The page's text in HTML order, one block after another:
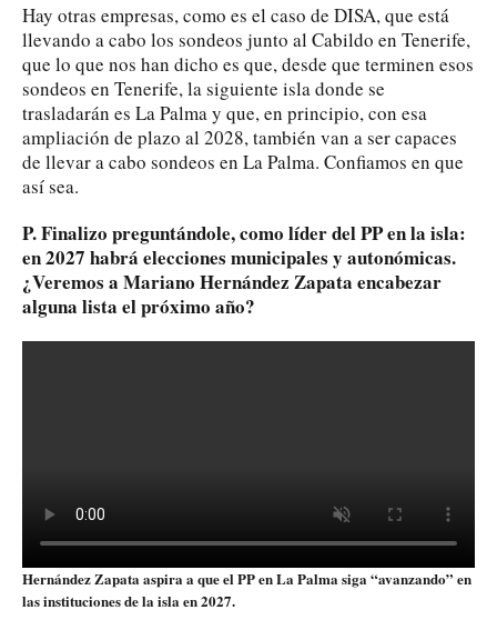
Hay otras empresas, como es el caso de DISA, que está
llevando a cabo los sondeos junto al Cabildo en Tenerife,
que lo que nos han dicho es que, desde que terminen esos
sondeos en Tenerife, la siguiente isla donde se
trasladarán es La Palma y que, en principio, con esa
ampliación de plazo al 2028, también van a ser capaces
de llevar a cabo sondeos en La Palma. Confiamos en que
así sea.
P. Finalizo preguntándole, como líder del PP en la isla:
en 2027 habrá elecciones municipales y autonómicas.
¿Veremos a Mariano Hernández Zapata encabezar
alguna lista el próximo año?
Hernández Zapata aspira a que el PP en La Palma siga “avanzando” en
las instituciones de la isla en 2027.